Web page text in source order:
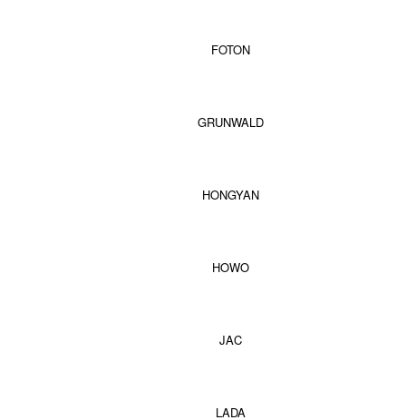
FOTON
GRUNWALD
HONGYAN
HOWO
JAC
LADA